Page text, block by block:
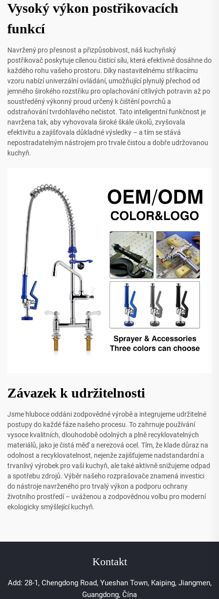
Vysoký výkon postřikovacích
funkcí
Navržený pro přesnost a přizpůsobivost, náš kuchyňský
postřikovač poskytuje cílenou čisticí sílu, která efektivně dosáhne do
každého rohu vašeho prostoru. Díky nastavitelnému stříkacímu
vzoru nabízí univerzální ovládání, umožňující plynulý přechod od
jemného širokého rozstřiku pro oplachování citlivých potravin až po
soustředěný výkonný proud určený k čištění povrchů a
odstraňování tvrdohlavého nečistot. Tato inteligentní funkčnost je
navržena tak, aby vyhovovala široké škále úkolů, zvyšovala
efektivitu a zajišťovala důkladné výsledky – a tím se stává
nepostradatelným nástrojem pro trvale čistou a dobře udržovanou
kuchyň.
Závazek k udržitelnosti
Jsme hluboce oddáni zodpovědné výrobě a integrujeme udržitelné
postupy do každé fáze našeho procesu. To zahrnuje používání
vysoce kvalitních, dlouhodobě odolných a plně recyklovatelných
materiálů, jako je čistá měď a nerezová ocel. Tím, že klade důraz na
odolnost a recyklovatelnost, nejenže zajišťujeme nadstandardní a
trvanlivý výrobek pro vaši kuchyň, ale také aktivně snižujeme odpad
a spotřebu zdrojů. Výběr našeho rozprašovače znamená investici
do nástroje navrženého pro trvalý výkon a podporu ochrany
životního prostředí – uváženou a zodpovědnou volbu pro moderní
ekologicky smýšlející kuchyň.
Kontakt
Add: 28-1, Chengdong Road, Yueshan Town, Kaiping, Jiangmen,
Guangdong, Čína